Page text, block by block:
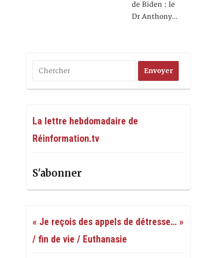
de Biden : le
Dr Anthony…
La lettre hebdomadaire de
Réinformation.tv
S'abonner
« Je reçois des appels de détresse… »
/ fin de vie / Euthanasie